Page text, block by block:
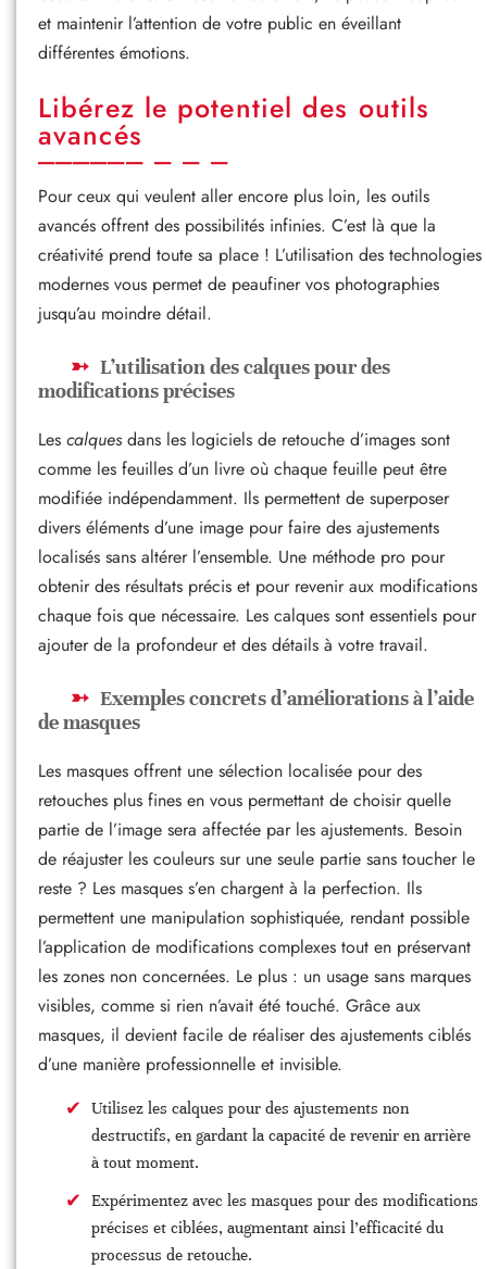
et maintenir l’attention de votre public en éveillant
différentes émotions.
Libérez le potentiel des outils
avancés
Pour ceux qui veulent aller encore plus loin, les outils
avancés offrent des possibilités infinies. C’est là que la
créativité prend toute sa place ! L’utilisation des technologies
modernes vous permet de peaufiner vos photographies
jusqu’au moindre détail.
L’utilisation des calques pour des
modifications précises
Les calques dans les logiciels de retouche d’images sont
comme les feuilles d’un livre où chaque feuille peut être
modifiée indépendamment. Ils permettent de superposer
divers éléments d’une image pour faire des ajustements
localisés sans altérer l’ensemble. Une méthode pro pour
obtenir des résultats précis et pour revenir aux modifications
chaque fois que nécessaire. Les calques sont essentiels pour
ajouter de la profondeur et des détails à votre travail.
Exemples concrets d’améliorations à l’aide
de masques
Les masques offrent une sélection localisée pour des
retouches plus fines en vous permettant de choisir quelle
partie de l’image sera affectée par les ajustements. Besoin
de réajuster les couleurs sur une seule partie sans toucher le
reste ? Les masques s’en chargent à la perfection. Ils
permettent une manipulation sophistiquée, rendant possible
l’application de modifications complexes tout en préservant
les zones non concernées. Le plus : un usage sans marques
visibles, comme si rien n’avait été touché. Grâce aux
masques, il devient facile de réaliser des ajustements ciblés
d’une manière professionnelle et invisible.
Utilisez les calques pour des ajustements non
destructifs, en gardant la capacité de revenir en arrière
à tout moment.
Expérimentez avec les masques pour des modifications
précises et ciblées, augmentant ainsi l’efficacité du
processus de retouche.